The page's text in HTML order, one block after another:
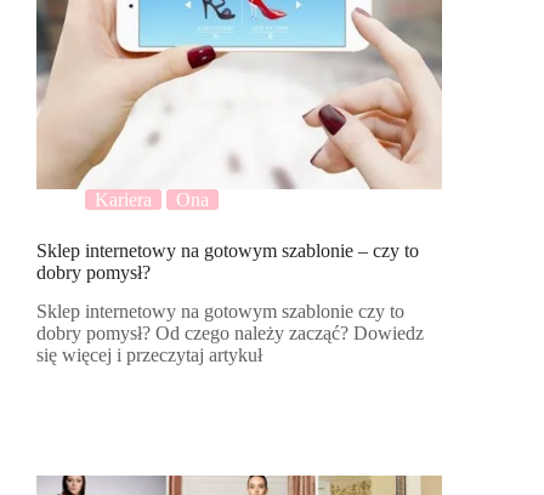
Kariera Ona
Sklep internetowy na gotowym szablonie – czy to
dobry pomysł?
Sklep internetowy na gotowym szablonie czy to
dobry pomysł? Od czego należy zacząć? Dowiedz
się więcej i przeczytaj artykuł